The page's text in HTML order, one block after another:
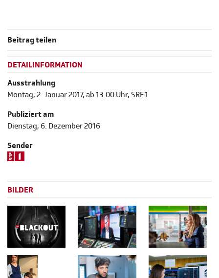
Beitrag teilen
DETAILINFORMATION
Ausstrahlung
Montag, 2. Januar 2017, ab 13.00 Uhr, SRF 1
Publiziert am
Dienstag, 6. Dezember 2016
Sender
BILDER